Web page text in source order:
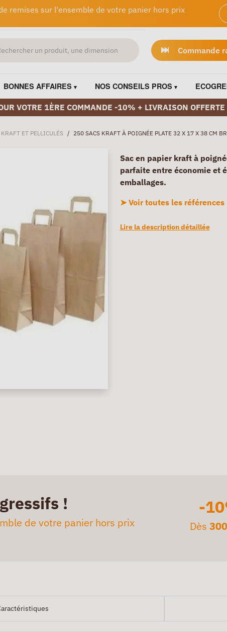
remises sur l'ensemble de votre panier hors prix
Commande
BONNES AFFAIRES NOS CONSEILS PROS
VOTRE 1ÈRE COMMANDE -10% + LIVRAISON
KRAFT ET PELLICULÉS / 250 SACS KRAFT À POIGNÉE PLATE 32 X 17 X 38 CM
Sac en papier kraft à
parfaite entre économie et
emballages.
➤ Voir toutes les références
Lire la description détaillée
!
de votre panier hors prix
-
Dès